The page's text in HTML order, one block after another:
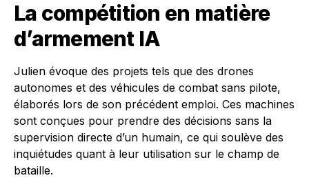
La compétition en matière
d’armement IA
Julien évoque des projets tels que des drones
autonomes et des véhicules de combat sans pilote,
élaborés lors de son précédent emploi. Ces machines
sont conçues pour prendre des décisions sans la
supervision directe d’un humain, ce qui soulève des
inquiétudes quant à leur utilisation sur le champ de
bataille.